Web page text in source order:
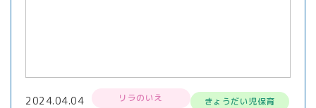
2024.04.04 リラのいえ
きょうだい児保育